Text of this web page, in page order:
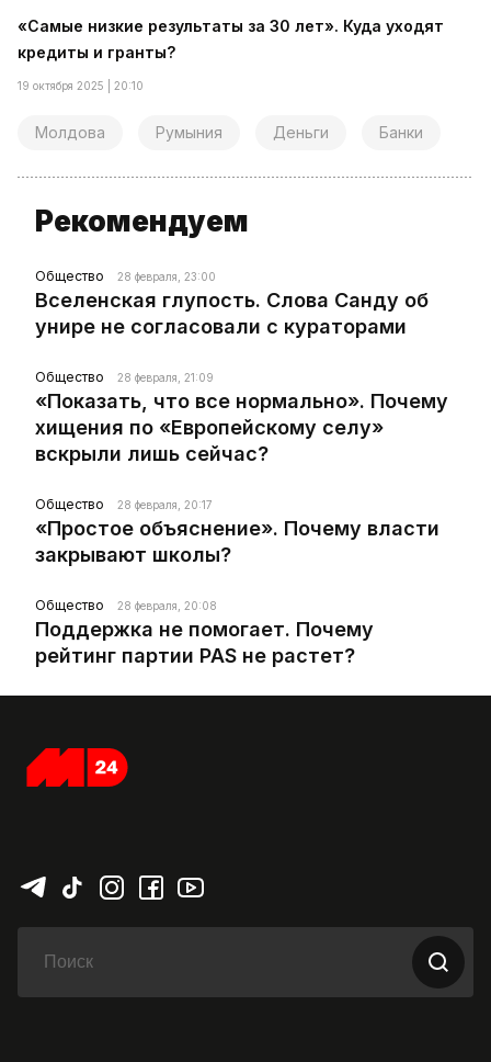
«Самые низкие результаты за 30 лет». Куда уходят
кредиты и гранты?
19 октября 2025 | 20:10
Молдова Румыния Деньги Банки
Рекомендуем
Общество 28 февраля, 23:00
Вселенская глупость. Слова Санду об
унире не согласовали с кураторами
Общество 28 февраля, 21:09
«Показать, что все нормально». Почему
хищения по «Европейскому селу»
вскрыли лишь сейчас?
Общество 28 февраля, 20:17
«Простое объяснение». Почему власти
закрывают школы?
Общество 28 февраля, 20:08
Поддержка не помогает. Почему
рейтинг партии PAS не растет?